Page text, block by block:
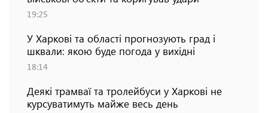
19:25
У Харкові та області прогнозують град і
шквали: якою буде погода у вихідні
18:14
Деякі трамваї та тролейбуси у Харкові не
курсуватимуть майже весь день